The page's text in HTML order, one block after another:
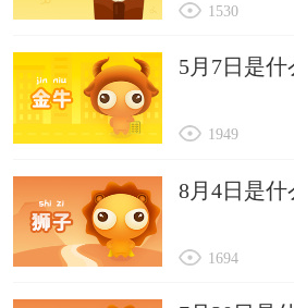
1530
5月7日是什
1949
8月4日是什
1694